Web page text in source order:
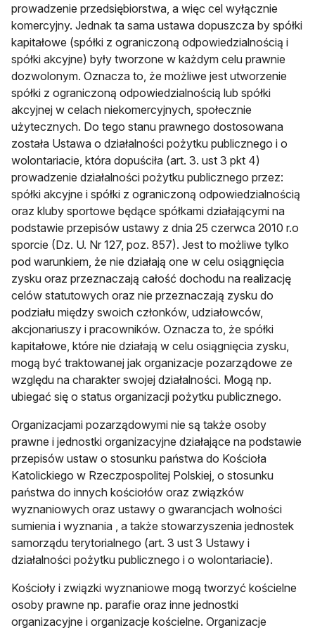
prowadzenie przedsiębiorstwa, a więc cel wyłącznie
komercyjny. Jednak ta sama ustawa dopuszcza by spółki
kapitałowe (spółki z ograniczoną odpowiedzialnością i
spółki akcyjne) były tworzone w każdym celu prawnie
dozwolonym. Oznacza to, że możliwe jest utworzenie
spółki z ograniczoną odpowiedzialnością lub spółki
akcyjnej w celach niekomercyjnych, społecznie
użytecznych. Do tego stanu prawnego dostosowana
została Ustawa o działalności pożytku publicznego i o
wolontariacie, która dopuściła (art. 3. ust 3 pkt 4)
prowadzenie działalności pożytku publicznego przez:
spółki akcyjne i spółki z ograniczoną odpowiedzialnością
oraz kluby sportowe będące spółkami działającymi na
podstawie przepisów ustawy z dnia 25 czerwca 2010 r.o
sporcie (Dz. U. Nr 127, poz. 857). Jest to możliwe tylko
pod warunkiem, że nie działają one w celu osiągnięcia
zysku oraz przeznaczają całość dochodu na realizację
celów statutowych oraz nie przeznaczają zysku do
podziału między swoich członków, udziałowców,
akcjonariuszy i pracowników. Oznacza to, że spółki
kapitałowe, które nie działają w celu osiągnięcia zysku,
mogą być traktowanej jak organizacje pozarządowe ze
względu na charakter swojej działalności. Mogą np.
ubiegać się o status organizacji pożytku publicznego.
Organizacjami pozarządowymi nie są także osoby
prawne i jednostki organizacyjne działające na podstawie
przepisów ustaw o stosunku państwa do Kościoła
Katolickiego w Rzeczpospolitej Polskiej, o stosunku
państwa do innych kościołów oraz związków
wyznaniowych oraz ustawy o gwarancjach wolności
sumienia i wyznania , a także stowarzyszenia jednostek
samorządu terytorialnego (art. 3 ust 3 Ustawy i
działalności pożytku publicznego i o wolontariacie).
Kościoły i związki wyznaniowe mogą tworzyć kościelne
osoby prawne np. parafie oraz inne jednostki
organizacyjne i organizacje kościelne. Organizacje